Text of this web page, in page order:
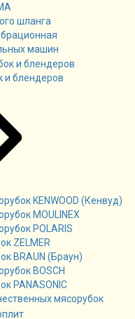
шланга
машин
и блендеров
KENWOOD (Кенвуд)
MOULINEX
POLARIS
ZELMER
BRAUN (Браун)
BOSCH
PANASONIC
мясорубок